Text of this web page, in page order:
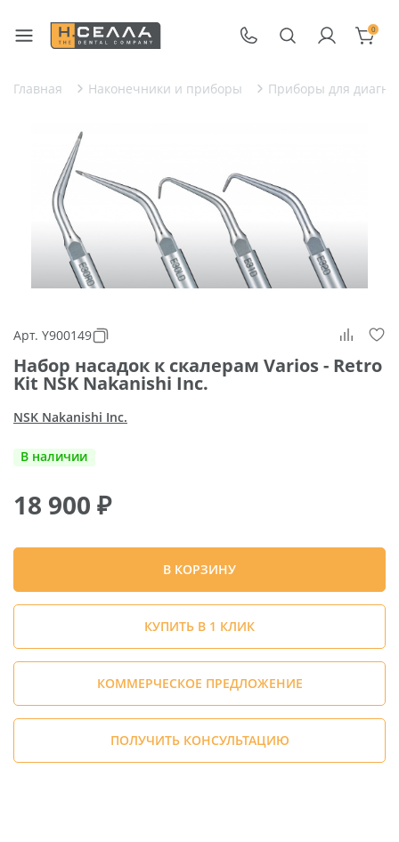
0
Главная Наконечники и приборы Приборы для
Арт. Y900149
Набор насадок к скалерам Varios - Retro
Kit NSK Nakanishi Inc.
NSK Nakanishi Inc.
В наличии
18 900 ₽
В КОРЗИНУ
КУПИТЬ В 1 КЛИК
КОММЕРЧЕСКОЕ ПРЕДЛОЖЕНИЕ
ПОЛУЧИТЬ КОНСУЛЬТАЦИЮ